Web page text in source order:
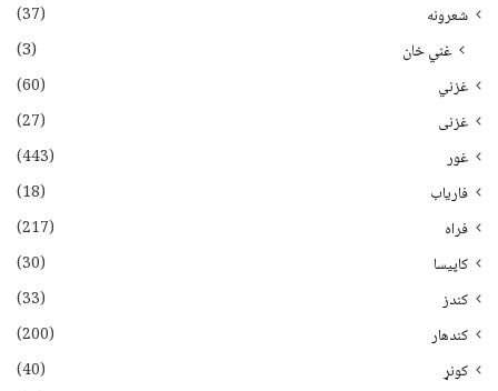
شعرونه
(37)
غني خان
(3)
غزني
(60)
غزنی
(27)
غور
(443)
فاریاب
(18)
فراه
(217)
کاپیسا
(30)
کندز
(33)
کندهار
(200)
کونړ
(40)